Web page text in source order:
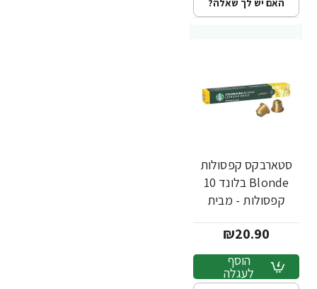
סטארבקס קפסולות
Blonde בלונד 10
קפסולות - מבית
₪20.90
הוסף
לעגלה